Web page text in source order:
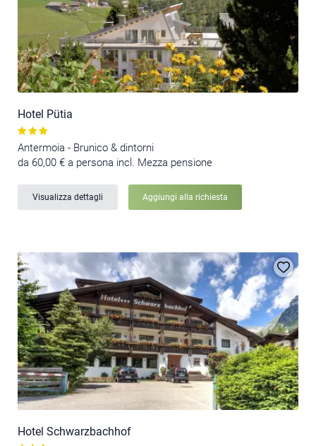
Hotel Pütia
Antermoia - Brunico & dintorni
da 60,00 € a persona incl. Mezza pensione
Visualizza dettagli Aggiungi alla richiesta
Hotel Schwarzbachhof